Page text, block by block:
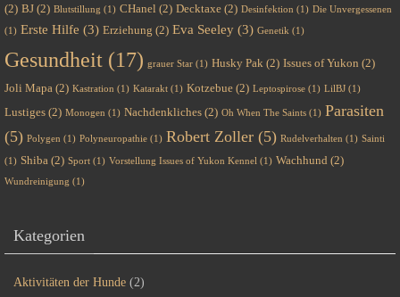
(2) BJ (2) Blutstillung (1) CHanel (2) Decktaxe (2) Desinfektion (1) Die Unvergessenen
(1) Erste Hilfe (3) Erziehung (2) Eva Seeley (3) Genetik (1)
Gesundheit (17) grauer Star (1) Husky Pak (2) Issues of Yukon (2)
Joli Mapa (2) Kastration (1) Katarakt (1) Kotzebue (2) Leptospirose (1) LilBJ (1)
Lustiges (2) Monogen (1) Nachdenkliches (2) Oh When The Saints (1) Parasiten
(5) Polygen (1) Polyneuropathie (1) Robert Zoller (5) Rudelverhalten (1) Sainti
(1) Shiba (2) Sport (1) Vorstellung Issues of Yukon Kennel (1) Wachhund (2)
Wundreinigung (1)
Kategorien
Aktivitäten der Hunde (2)